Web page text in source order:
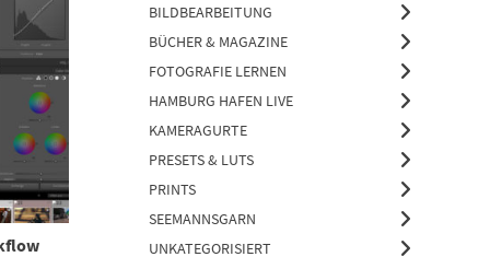
BILDBEARBEITUNG
BÜCHER & MAGAZINE
FOTOGRAFIE LERNEN
HAMBURG HAFEN LIVE
KAMERAGURTE
PRESETS & LUTS
PRINTS
SEEMANNSGARN
UNKATEGORISIERT